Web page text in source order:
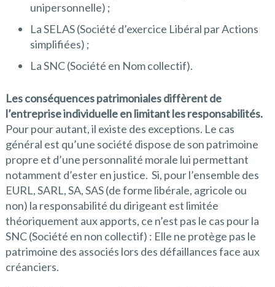
unipersonnelle) ;
La SELAS (Société d’exercice Libéral par Actions
simplifiées) ;
La SNC (Société en Nom collectif).
Les conséquences patrimoniales diffèrent de
l’entreprise individuelle en limitant les responsabilités.
Pour pour autant, il existe des exceptions. Le cas
général est qu’une société dispose de son patrimoine
propre et d’une personnalité morale lui permettant
notamment d’ester en justice. Si, pour l’ensemble des
EURL, SARL, SA, SAS (de forme libérale, agricole ou
non) la responsabilité du dirigeant est limitée
théoriquement aux apports, ce n’est pas le cas pour la
SNC (Société en non collectif) : Elle ne protège pas le
patrimoine des associés lors des défaillances face aux
créanciers.